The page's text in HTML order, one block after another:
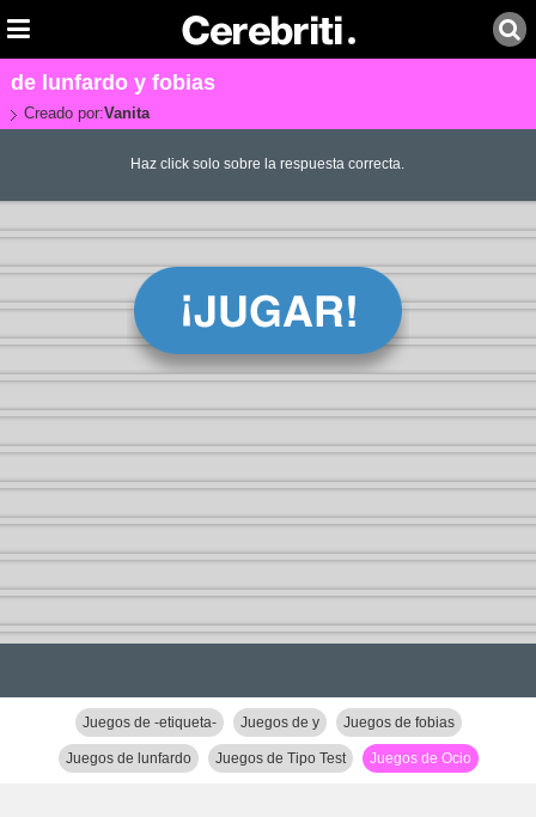
de lunfardo y fobias
Creado por:Vanita
Haz click solo sobre la respuesta correcta.
Juegos de -etiqueta- Juegos de y Juegos de fobias
Juegos de lunfardo Juegos de Tipo Test Juegos de Ocio